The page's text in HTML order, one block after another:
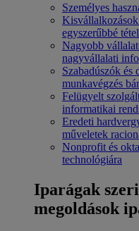
Személyes
Kisvállalkozások
egyszerűbbé
Nagyobb
nagyvállalati
Szabadúszók és
munkavégzés
Felügyelt
informatikai
Eredeti
műveletek
Nonprofit és
technológiára
Iparágak
megoldások